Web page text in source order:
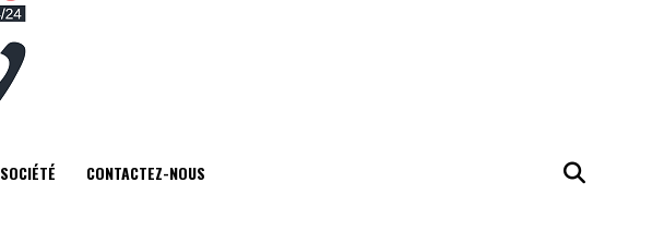
SOCIÉTÉ CONTACTEZ-NOUS